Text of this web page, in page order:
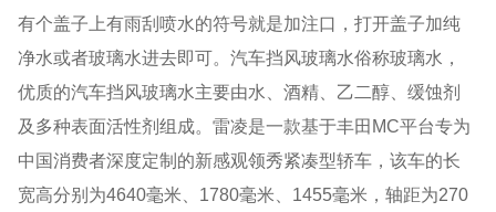
有个盖子上有雨刮喷水的符号就是加注口，打开盖子加纯
净水或者玻璃水进去即可。汽车挡风玻璃水俗称玻璃水，
优质的汽车挡风玻璃水主要由水、酒精、乙二醇、缓蚀剂
及多种表面活性剂组成。雷凌是一款基于丰田MC平台专为
中国消费者深度定制的新感观领秀紧凑型轿车，该车的长
宽高分别为4640毫米、1780毫米、1455毫米，轴距为270